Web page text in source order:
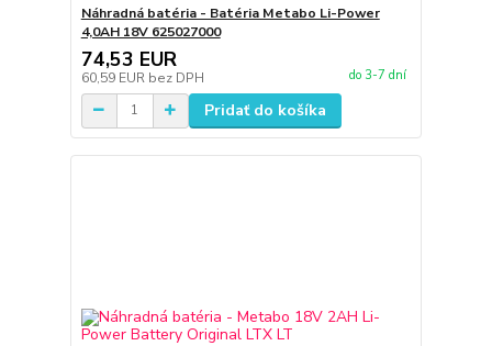
Náhradná batéria - Batéria Metabo Li-Power
4,0AH 18V 625027000
74,53 EUR
60,59 EUR bez DPH do 3-7 dní
Pridať do košíka